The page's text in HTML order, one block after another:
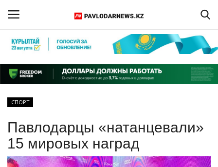
Регистрация
Главная
ПАВЛОДАРСКАЯ ОБЛАСТЬ
КАЗАХСТАН
СПОРТ
Павлодарцы «натанцевали»
15 мировых наград